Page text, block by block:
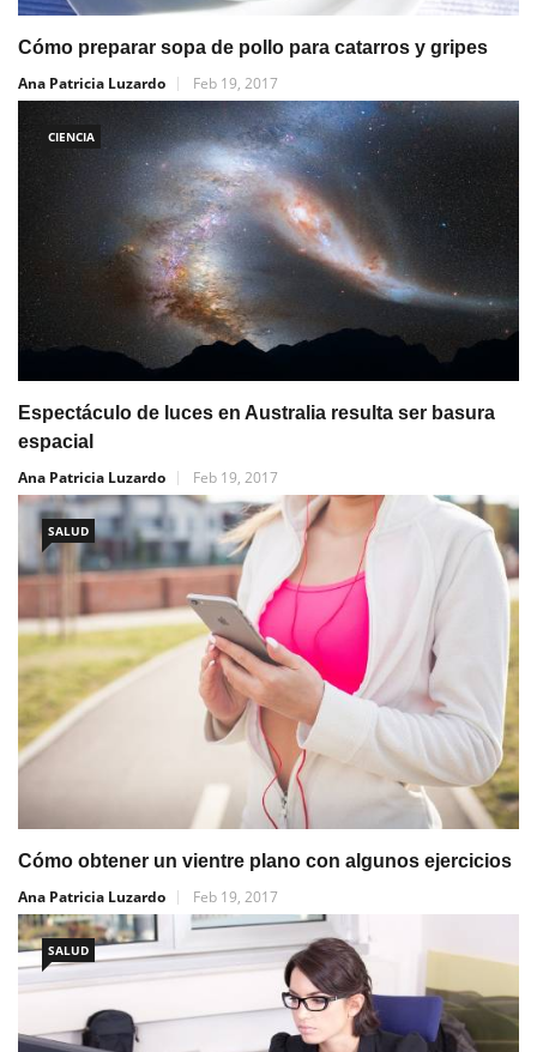
Cómo preparar sopa de pollo para catarros y gripes
Ana Patricia Luzardo
Feb 19, 2017
CIENCIA
Espectáculo de luces en Australia resulta ser basura
espacial
Ana Patricia Luzardo
Feb 19, 2017
SALUD
Cómo obtener un vientre plano con algunos ejercicios
Ana Patricia Luzardo
Feb 19, 2017
SALUD